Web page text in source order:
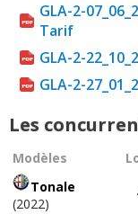
GLA-2-
Tarif
GLA-2-
GLA-2-
Les
Modèles
Tonale
(2022)